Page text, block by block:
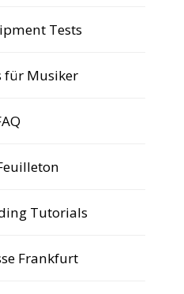
Tests
für Musiker
Tutorials
Frankfurt